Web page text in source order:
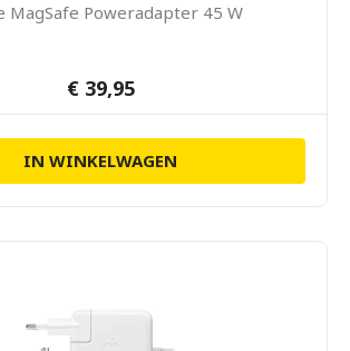
MagSafe Poweradapter 45 W
€ 39,95
IN WINKELWAGEN